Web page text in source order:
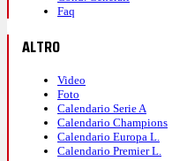
Faq
ALTRO
Video
Foto
Calendario Serie A
Calendario Champions
Calendario Europa L.
Calendario Premier L.